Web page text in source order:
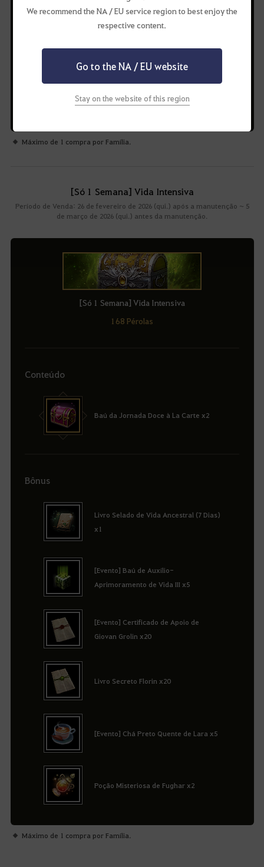
We recommend the NA / EU service region to best enjoy the
respective content.
Go to the NA / EU website
Stay on the website of this region
Pergaminho de EXP de Combate e
Habilidade 300% (60min) x10
Máximo de 1 compra por Família.
[Só 1 Semana] Vida Intensiva
Período de Venda: 26 de fevereiro de 2026 (qui.) após a manutenção ~ 5
de março de 2026 (qui.) antes da manutenção.
[Só 1 Semana] Vida Intensiva
168 Pérolas
Conteúdo
Baú da Jornada Doce à La Carte x2
Bônus
Livro Selado de Vida Ancestral (7 Dias)
x1
[Evento] Baú de Auxílio-
Aprimoramento de Vida III x5
[Evento] Certificado de Apoio de
Giovan Grolin x20
Livro Secreto Florin x20
[Evento] Chá Preto Quente de Lara x5
Poção Misteriosa de Fughar x2
Máximo de 1 compra por Família.